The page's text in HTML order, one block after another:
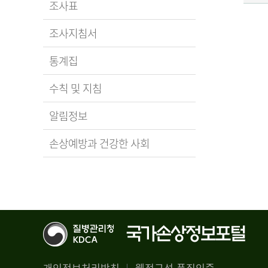
조사표
조사지침서
통계집
수칙 및 지침
알림정보
손상예방과 건강한 사회